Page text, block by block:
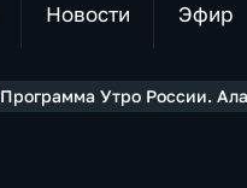
Новости Эфир
Программа Утро России.